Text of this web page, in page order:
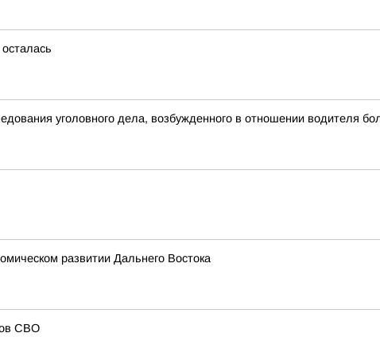
уголовного дела, возбужденного в отношении водителя
развитии Дальнего Востока
СВО